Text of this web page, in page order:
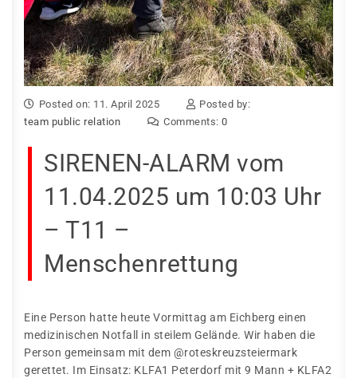
Posted on: 11. April 2025
Posted by:
team public relation
Comments: 0
SIRENEN-ALARM vom
11.04.2025 um 10:03 Uhr
– T11 –
Menschenrettung
Eine Person hatte heute Vormittag am Eichberg einen
medizinischen Notfall in steilem Gelände. Wir haben die
Person gemeinsam mit dem @roteskreuzsteiermark
gerettet. Im Einsatz: KLFA1 Peterdorf mit 9 Mann + KLFA2